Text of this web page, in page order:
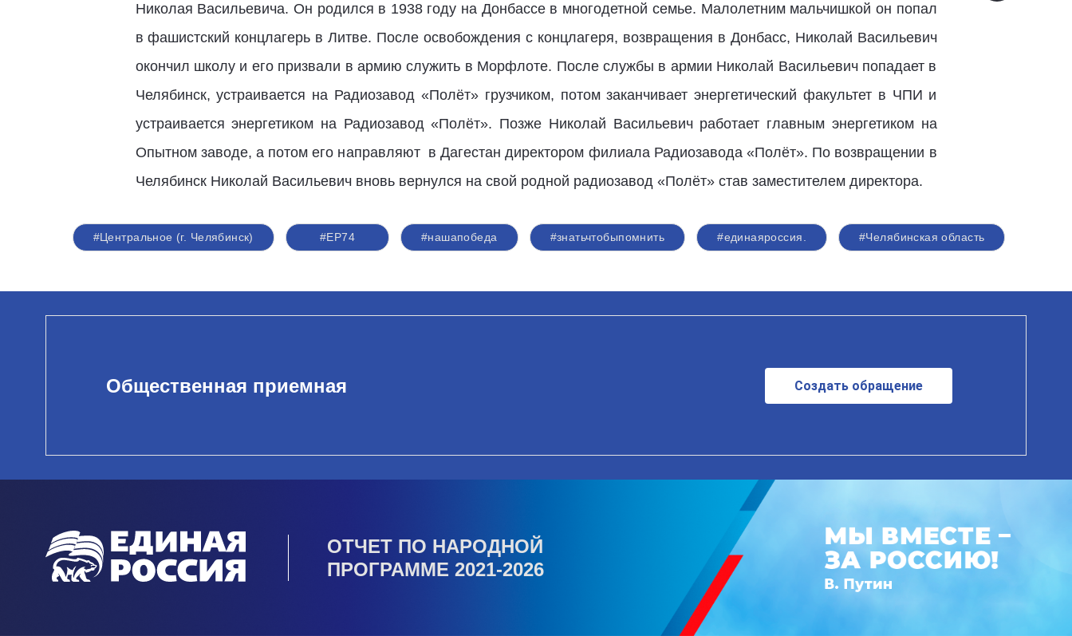
Николая Васильевича. Он родился в 1938 году на Донбассе в многодетной семье. Малолетним мальчишкой он попал
в фашистский концлагерь в Литве. После освобождения с концлагеря, возвращения в Донбасс, Николай Васильевич
окончил школу и его призвали в армию служить в Морфлоте. После службы в армии Николай Васильевич попадает в
Челябинск, устраивается на Радиозавод «Полёт» грузчиком, потом заканчивает энергетический факультет в ЧПИ и
устраивается энергетиком на Радиозавод «Полёт». Позже Николай Васильевич работает главным энергетиком на
Опытном заводе, а потом его направляют в Дагестан директором филиала Радиозавода «Полёт». По возвращении в
Челябинск Николай Васильевич вновь вернулся на свой родной радиозавод «Полёт» став заместителем директора.
#Центральное (г. Челябинск) #ЕР74 #нашапобеда #знатьчтобыпомнить #единаяроссия. #Челябинская область
Общественная приемная Создать обращение
ОТЧЕТ ПО НАРОДНОЙ
ПРОГРАММЕ 2021-2026